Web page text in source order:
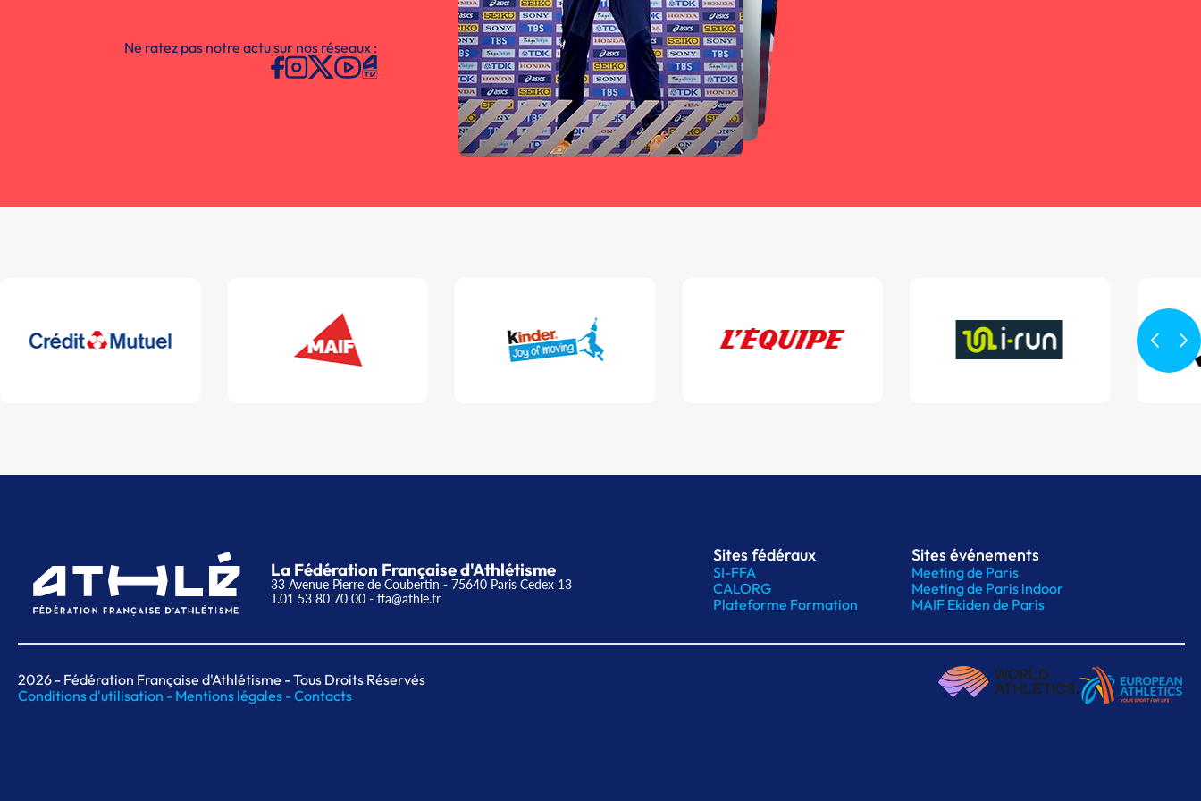
Ne ratez pas notre actu sur nos réseaux :
La Fédération Française d'Athlétisme
33 Avenue Pierre de Coubertin - 75640 Paris Cedex 13
T.01 53 80 70 00 - ffa@athle.fr
Sites fédéraux
SI-FFA
CALORG
Plateforme Formation
Sites événements
Meeting de Paris
Meeting de Paris indoor
MAIF Ekiden de Paris
2026 - Fédération Française d'Athlétisme - Tous Droits Réservés
Conditions d'utilisation - Mentions légales -Contacts